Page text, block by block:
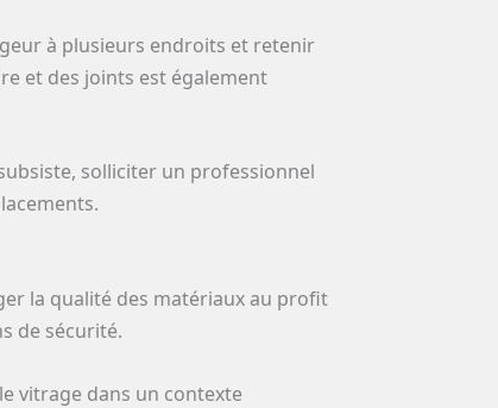
à plusieurs endroits et retenir
et des joints est également
solliciter un professionnel
la qualité des matériaux au profit
de sécurité.
vitrage dans un contexte